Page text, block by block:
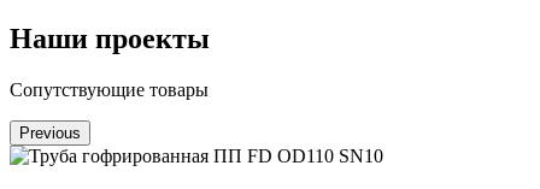
Наши проекты
Сопутствующие товары
Previous